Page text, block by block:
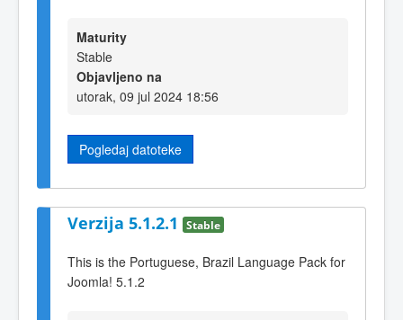
Maturity
Stable
Objavljeno na
utorak, 09 jul 2024 18:56
Pogledaj datoteke
Verzija 5.1.2.1 Stable
This is the Portuguese, Brazil Language Pack for
Joomla! 5.1.2